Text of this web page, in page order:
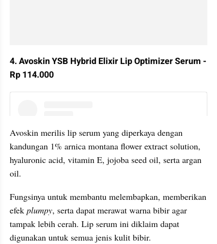
4. Avoskin YSB Hybrid Elixir Lip Optimizer Serum -
Rp 114.000
Avoskin merilis lip serum yang diperkaya dengan
kandungan 1% arnica montana flower extract solution,
hyaluronic acid, vitamin E, jojoba seed oil, serta argan
oil.
Fungsinya untuk membantu melembapkan, memberikan
efek plumpy, serta dapat merawat warna bibir agar
tampak lebih cerah. Lip serum ini diklaim dapat
digunakan untuk semua jenis kulit bibir.